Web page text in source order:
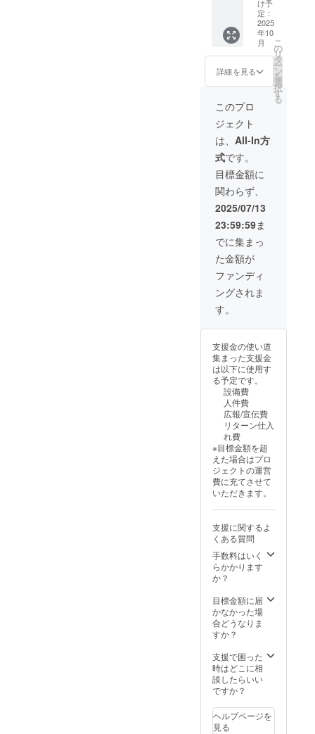
礼の
メッ
セージ
をお送
りしま
す。
礼品の
提供時
期が10
月〜に
なりま
す。
【グッ
ズ】 あ
るくメ
ンバー
が作成
した防
災おや
こ手帳2
冊セッ
ト＋あ
るくメ
ンバー
が作成
した平
成３０
年西日
本豪雨
災害を
伝える
絵本1冊
セー
謝の気
持ちを
込め
て、お
礼の
メッ
セージ
をお送
す。
け予
定：
2025
年10
月
詳細を見る
こ
の
リ
タ
ー
ン
を
選
択
す
る
このプロ
ジェクト
は、 All-In方
式です。
目標金額に
関わらず、
2025/07/13
23:59:59ま
でに集まっ
た金額が
ファンディ
ングされま
す。
支援金の使い道
集まった支援金
は以下に使用す
る予定です。
設備費
人件費
広報/宣伝費
リターン仕入
れ費
※目標金額を超
えた場合はプロ
ジェクトの運営
費に充てさせて
いただきます。
支援に関するよ
くある質問
手数料はいく
らかかります
か？
目標金額に届
かなかった場
合どうなりま
すか？
支援で困った
時はどこに相
談したらいい
ですか？
ヘルプページを
見る